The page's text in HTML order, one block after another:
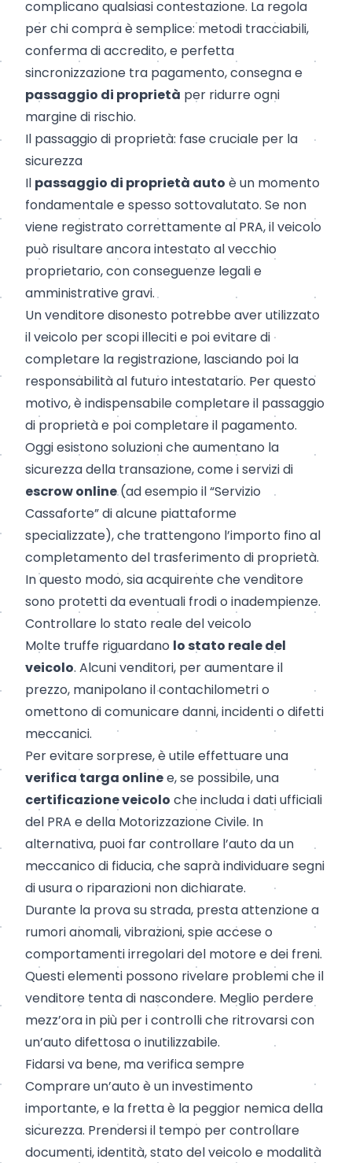
complicano qualsiasi contestazione. La regola
per chi compra è semplice: metodi tracciabili,
conferma di accredito, e perfetta
sincronizzazione tra pagamento, consegna e
passaggio di proprietà per ridurre ogni
margine di rischio.
Il passaggio di proprietà: fase cruciale per la
sicurezza
Il passaggio di proprietà auto è un momento
fondamentale e spesso sottovalutato. Se non
viene registrato correttamente al PRA, il veicolo
può risultare ancora intestato al vecchio
proprietario, con conseguenze legali e
amministrative gravi.
Un venditore disonesto potrebbe aver utilizzato
il veicolo per scopi illeciti e poi evitare di
completare la registrazione, lasciando poi la
responsabilità al futuro intestatario. Per questo
motivo, è indispensabile completare il passaggio
di proprietà e poi completare il pagamento.
Oggi esistono soluzioni che aumentano la
sicurezza della transazione, come i servizi di
escrow online(ad esempio il “Servizio
Cassaforte” di alcune piattaforme
specializzate), che trattengono l’importo fino al
completamento del trasferimento di proprietà.
In questo modo, sia acquirente che venditore
sono protetti da eventuali frodi o inadempienze.
Controllare lo stato reale del veicolo
Molte truffe riguardano lo stato reale del
veicolo. Alcuni venditori, per aumentare il
prezzo, manipolano il contachilometri o
omettono di comunicare danni, incidenti o difetti
meccanici.
Per evitare sorprese, è utile effettuare una
verifica targa onlinee, se possibile, una
certificazione veicolo che includa i dati ufficiali
del PRA e della Motorizzazione Civile. In
alternativa, puoi far controllare l’auto da un
meccanico di fiducia, che saprà individuare segni
di usura o riparazioni non dichiarate.
Durante la prova su strada, presta attenzione a
rumori anomali, vibrazioni, spie accese o
comportamenti irregolari del motore e dei freni.
Questi elementi possono rivelare problemi che il
venditore tenta di nascondere. Meglio perdere
mezz’ora in più per i controlli che ritrovarsi con
un’auto difettosa o inutilizzabile.
Fidarsi va bene, ma verifica sempre
Comprare un’auto è un investimento
importante, e la fretta è la peggior nemica della
sicurezza. Prendersi il tempo per controllare
documenti, identità, stato del veicolo e modalità